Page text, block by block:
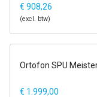
€ 908,26
(excl. btw)
1-2 dagen
Ortofon SPU
€ 1.999,00